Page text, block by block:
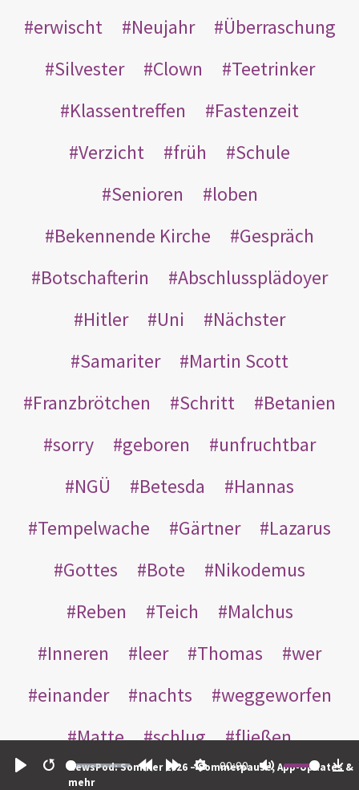
Restart
00:00
NewsPod: Sommer 2026 – Sommerpause, App-Updates &
mehr
erwischt
Neujahr
Überraschung
Silvester
Clown
Teetrinker
Klassentreffen
Fastenzeit
Verzicht
früh
Schule
Senioren
loben
Bekennende Kirche
Gespräch
Botschafterin
Abschlussplädoyer
Hitler
Uni
Nächster
Samariter
Martin Scott
Franzbrötchen
Schritt
Betanien
sorry
geboren
unfruchtbar
NGÜ
Betesda
Hannas
Tempelwache
Gärtner
Lazarus
Gottes
Bote
Nikodemus
Reben
Teich
Malchus
Inneren
leer Thomas
wer
einander
nachts
weggeworfen
Matte
schlug
fließen
Rabbuni
Martha Opferlamm